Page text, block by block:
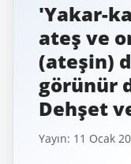
'Yakar-
ateş ve
(ateşin)
görünür
Dehşet
Yayın: 11 Ocak